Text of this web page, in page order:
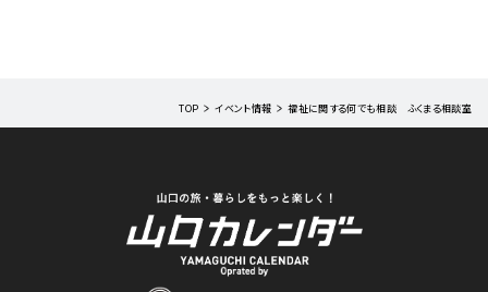
TOP イベント情報 福祉に関する何でも相談 ふくまる相談室